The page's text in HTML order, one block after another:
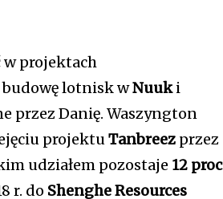
w projektach
lotnisk wNuuki
przez Danię. Waszyngton
projektuTanbreez przez
udziałem pozostaje 12
r. do Shenghe Resources